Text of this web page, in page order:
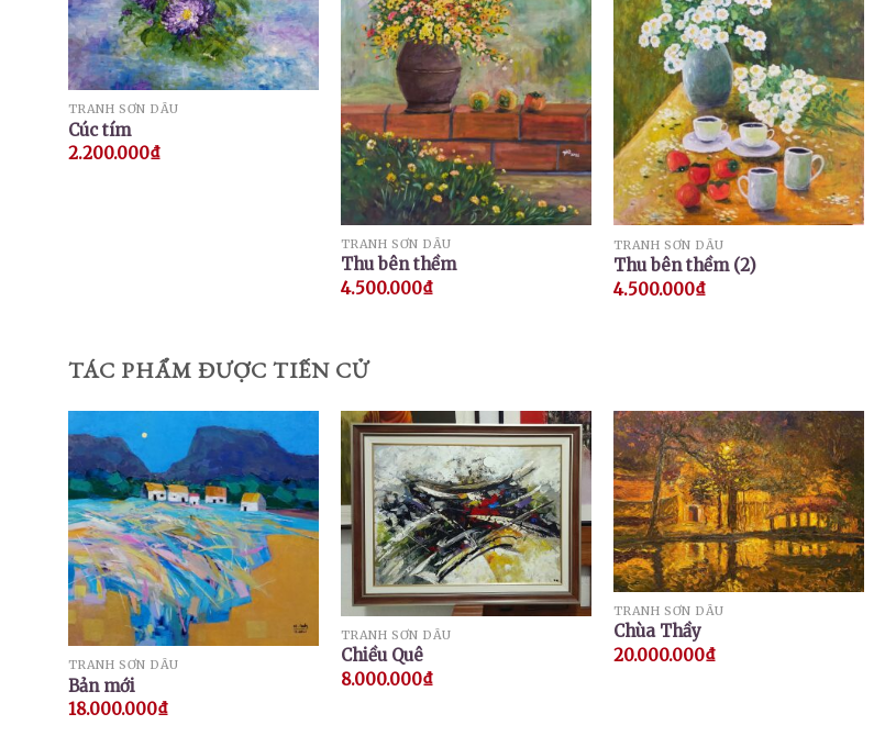
TRANH SƠN DẦU
Cúc tím
2.200.000₫
TRANH SƠN DẦU
Thu bên thềm
4.500.000₫
TRANH SƠN DẦU
Thu bên thềm (2)
4.500.000₫
TÁC PHẨM ĐƯỢC TIẾN CỬ
TRANH SƠN DẦU
Bản mới
18.000.000₫
TRANH SƠN DẦU
Chiều Quê
8.000.000₫
TRANH SƠN DẦU
Chùa Thầy
20.000.000₫